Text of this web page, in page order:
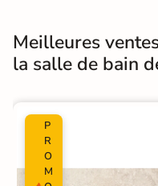
Meilleures
la salle de bain
P
R
O
M